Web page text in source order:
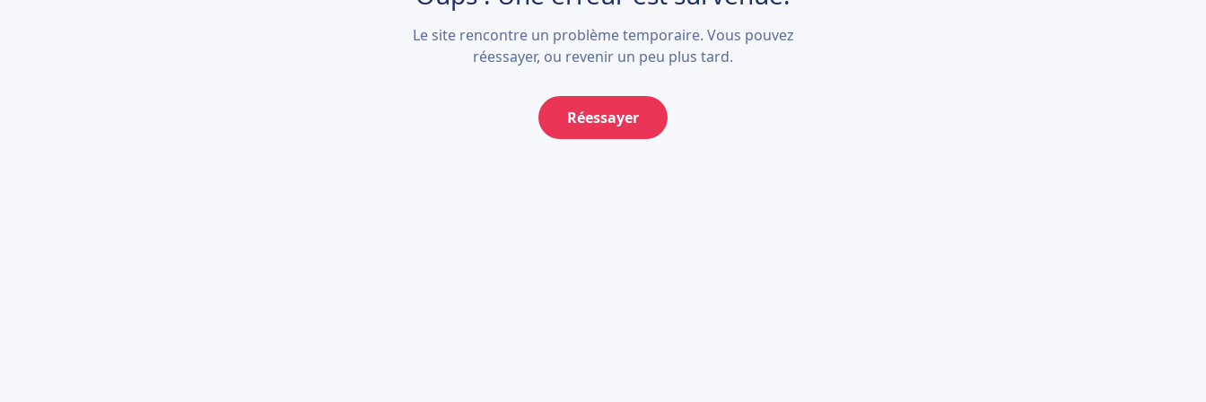
Le site rencontre un problème temporaire. Vous pouvez
réessayer, ou revenir un peu plus tard.
Réessayer